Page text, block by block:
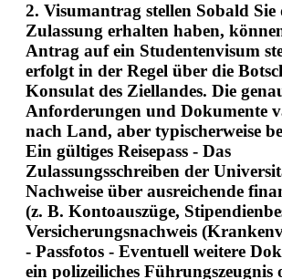
2. Visumantrag stellen Sobald Sie
Zulassung erhalten haben,
Antrag auf ein Studentenvisum
erfolgt in der Regel über die
Konsulat des Ziellandes. Die
Anforderungen und Dokumente
nach Land, aber typischerweise
Ein gültiges Reisepass - Das
Zulassungsschreiben der
Nachweise über ausreichende
(z. B. Kontoauszüge,
Versicherungsnachweis
- Passfotos - Eventuell weitere
ein polizeiliches Führungszeugnis